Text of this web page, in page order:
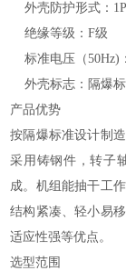
外壳防护形式：
绝缘等级：F级
标准电压（50Hz)
外壳标志：隔爆标
产品优势
按隔爆标准设计制
采用铸钢件，转子
成。机组能抽干工
结构紧凑、轻小易
适应性强等优点。
选型范围